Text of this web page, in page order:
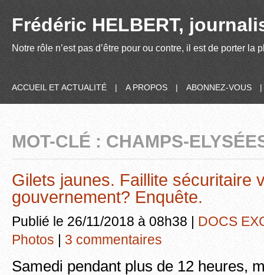
Frédéric HELBERT,
Notre rôle n’est pas d’être pour ou contre, il est de porter
ACCUEIL ET ACTUALITÉ | A PROPOS | ABONNEZ-VOUS |
MOT-CLÉ : CHAMPS-
Gilets jaunes. Faillite sécuritaire
gouvernement? Enquête.
Publié le 26/11/2018 à 08h38 | DOCS
Photos | 3 commentaires
Samedi pendant plus de 12 heures,